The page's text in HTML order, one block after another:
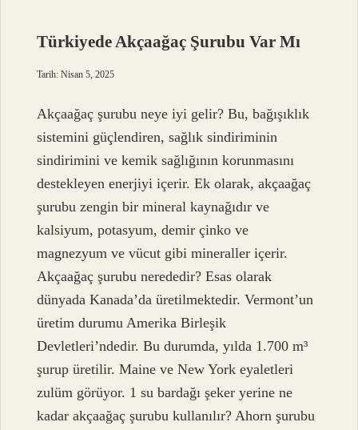
Türkiyede Akçaağaç Şurubu Var Mı
Tarih: Nisan 5, 2025
Akçaağaç şurubu neye iyi gelir? Bu, bağışıklık
sistemini güçlendiren, sağlık sindiriminin
sindirimini ve kemik sağlığının korunmasını
destekleyen enerjiyi içerir. Ek olarak, akçaağaç
şurubu zengin bir mineral kaynağıdır ve
kalsiyum, potasyum, demir çinko ve
magnezyum ve vücut gibi mineraller içerir.
Akçaağaç şurubu nerededir? Esas olarak
dünyada Kanada’da üretilmektedir. Vermont’un
üretim durumu Amerika Birleşik
Devletleri’ndedir. Bu durumda, yılda 1.700 m³
şurup üretilir. Maine ve New York eyaletleri
zulüm görüyor. 1 su bardağı şeker yerine ne
kadar akçaağaç şurubu kullanılır? Ahorn şurubu